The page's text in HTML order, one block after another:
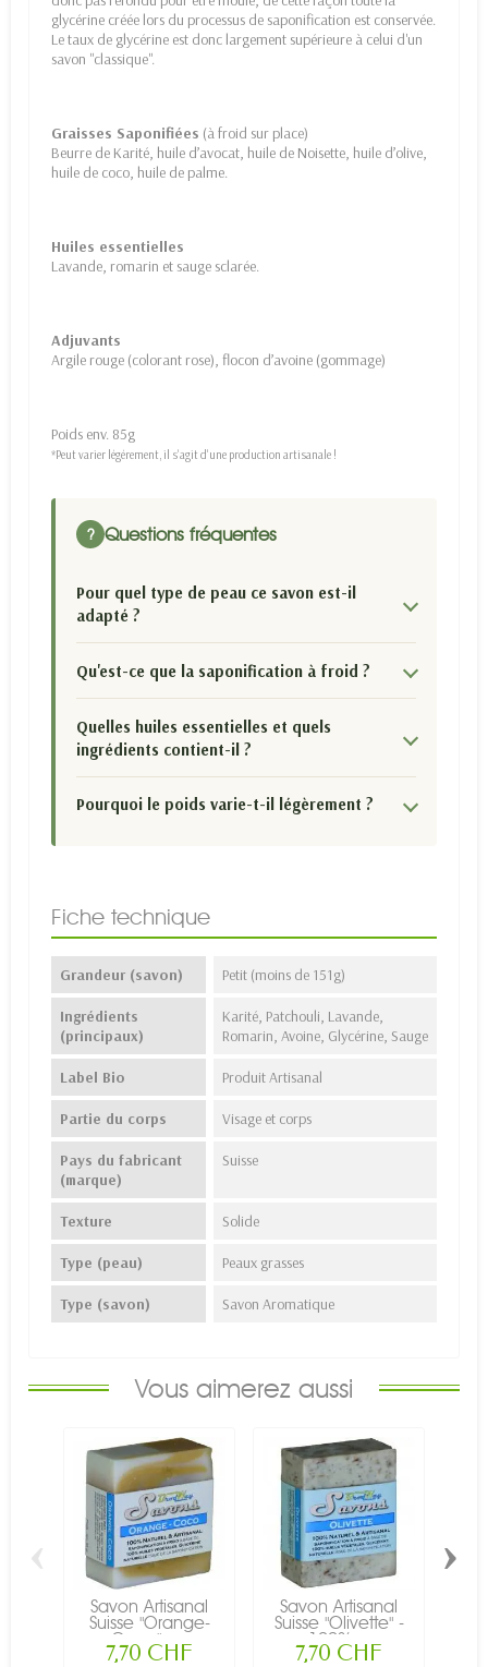
glycérine créée lors du processus de saponification est conservée.
Le taux de glycérine est donc largement supérieure à celui d'un
savon "classique".
Graisses Saponifiées (à froid sur place)
Beurre de Karité, huile d’avocat, huile de Noisette, huile d’olive,
huile de coco, huile de palme.
Huiles essentielles
Lavande, romarin et sauge sclarée.
Adjuvants
Argile rouge (colorant rose), flocon d’avoine (gommage)
Poids env. 85g
*Peut varier légérement, il s'agit d'une production artisanale !
? Questions fréquentes
Pour quel type de peau ce savon est-il
adapté ?
Qu'est-ce que la saponification à froid ?
Quelles huiles essentielles et quels
ingrédients contient-il ?
Pourquoi le poids varie-t-il légèrement ?
Fiche technique
Grandeur (savon) Petit (moins de 151g)
Ingrédients
(principaux)
Karité, Patchouli, Lavande,
Romarin, Avoine, Glycérine, Sauge
Label Bio Produit Artisanal
Partie du corps Visage et corps
Pays du fabricant
(marque)
Suisse
Texture Solide
Type (peau) Peaux grasses
Type (savon) Savon Aromatique
Vous aimerez aussi
Savon Artisanal
Suisse "Orange-
Coco" -...
7,70 CHF
Savon Artisanal
Suisse "Olivette" -
100%...
7,70 CHF
‹ ›